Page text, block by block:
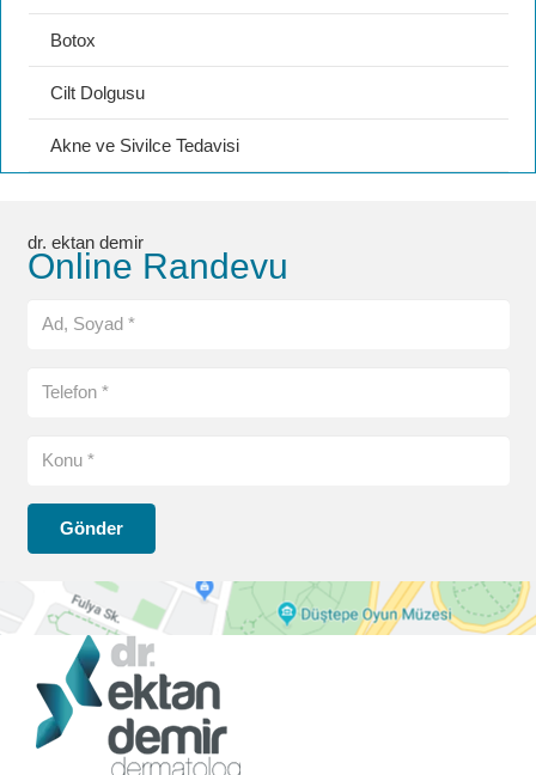
Botox
Cilt Dolgusu
Akne ve Sivilce Tedavisi
dr. ektan demir
Online Randevu
Gönder